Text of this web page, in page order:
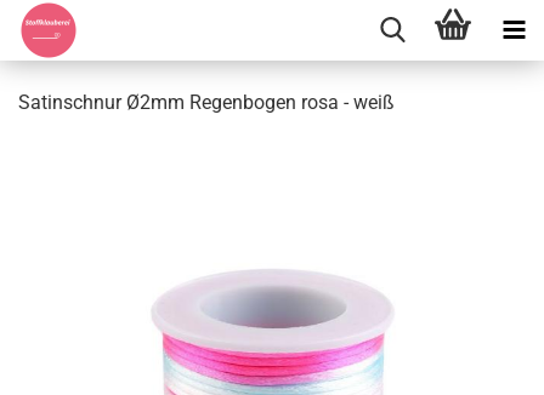
Satinschnur Ø2mm Regenbogen rosa - weiß